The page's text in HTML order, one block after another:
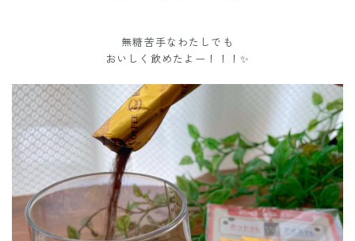
無糖苦手なわたしでも
おいしく飲めたよー！！！✨